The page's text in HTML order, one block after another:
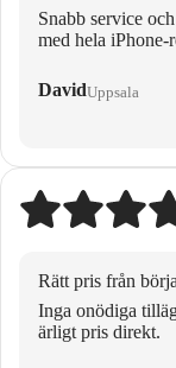
Snabb service
med hela iPhone-
DavidUppsala
Rätt pris från
Inga onödiga
ärligt pris direkt.